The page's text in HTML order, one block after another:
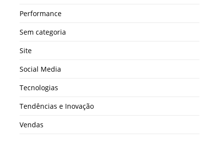
Performance
Sem categoria
Site
Social Media
Tecnologias
Tendências e Inovação
Vendas